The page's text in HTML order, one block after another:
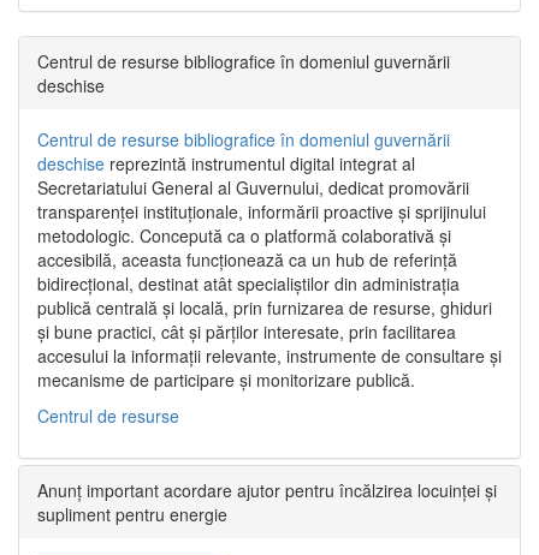
Centrul de resurse bibliografice în domeniul guvernării
deschise
Centrul de resurse bibliografice în domeniul guvernării
deschise reprezintă instrumentul digital integrat al
Secretariatului General al Guvernului, dedicat promovării
transparenței instituționale, informării proactive și sprijinului
metodologic. Concepută ca o platformă colaborativă și
accesibilă, aceasta funcționează ca un hub de referință
bidirecțional, destinat atât specialiștilor din administrația
publică centrală și locală, prin furnizarea de resurse, ghiduri
și bune practici, cât și părților interesate, prin facilitarea
accesului la informații relevante, instrumente de consultare și
mecanisme de participare și monitorizare publică.
Centrul de resurse
Anunț important acordare ajutor pentru încălzirea locuinței și
supliment pentru energie